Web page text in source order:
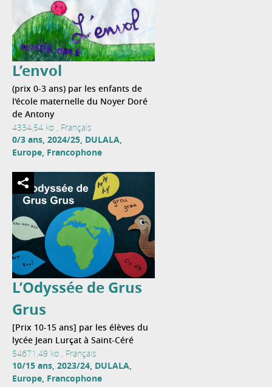
L’envol
(prix 0-3 ans) par les enfants de
l'école maternelle du Noyer Doré
de Antony
4334,54 ko , Français
0/3 ans, 2024/25, DULALA,
Europe, Francophone
L’Odyssée de Grus
Grus
[Prix 10-15 ans] par les élèves du
lycée Jean Lurçat à Saint-Céré
54671,49 ko , Français
10/15 ans, 2023/24, DULALA,
Europe, Francophone